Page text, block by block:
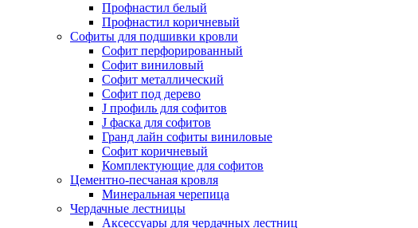
Профнастил белый
Профнастил коричневый
Софиты для подшивки кровли
Cофит перфорированный
Софит виниловый
Софит металлический
Софит под дерево
J профиль для софитов
J фаска для софитов
Гранд лайн софиты виниловые
Софит коричневый
Комплектующие для софитов
Цементно-песчаная кровля
Минеральная черепица
Чердачные лестницы
Аксессуары для чердачных лестниц